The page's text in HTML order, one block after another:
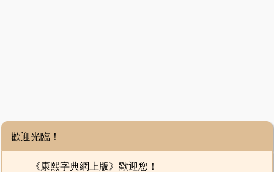
歡迎光臨！
《康熙字典網上版》歡迎您！